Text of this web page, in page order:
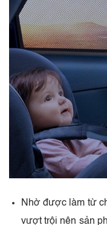
Nhờ được làm từ
vượt trội nên sản